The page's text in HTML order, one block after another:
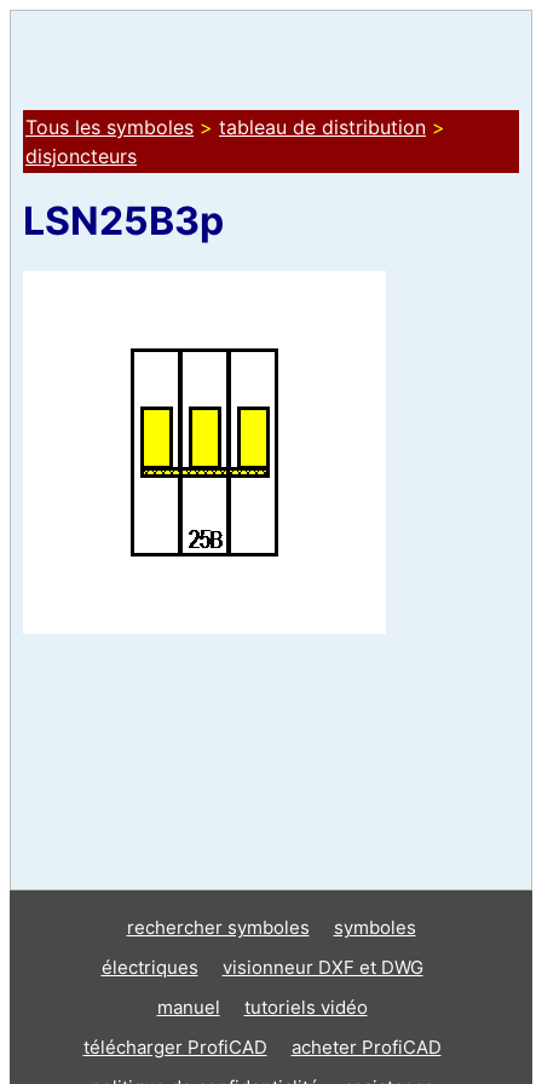
Tous les symboles > tableau de distribution >
disjoncteurs
LSN25B3p
rechercher symboles
symboles
électriques
visionneur DXF et DWG
manuel
tutoriels vidéo
télécharger ProfiCAD
acheter ProfiCAD